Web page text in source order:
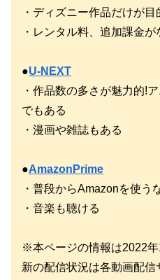
・ディズニー作品だけが
・レンタル料、追加課金が
●U-NEXT
・作品数の多さが魅力的!
でもある
・漫画や雑誌もある
●AmazonPrime
・普段からAmazonを使う
・音楽も聴ける
※本ページの情報は2022
新の配信状況は各動画配信